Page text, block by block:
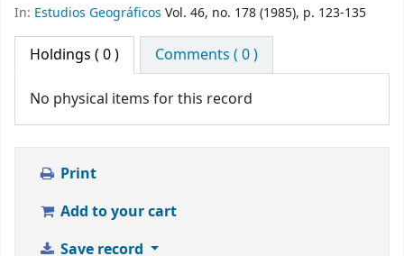
In: Estudios Geográficos Vol. 46, no. 178 (1985), p. 123-135
Holdings ( 0 ) Comments ( 0 )
No physical items for this record
Print
Add to your cart
Save record